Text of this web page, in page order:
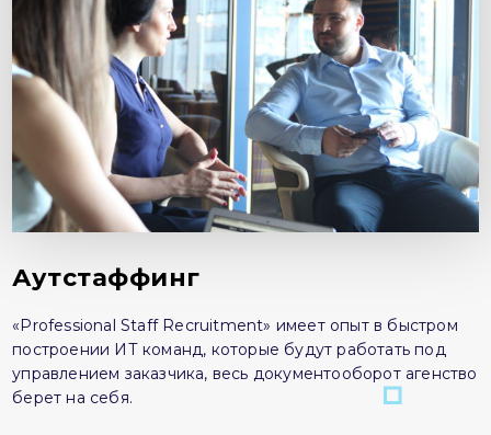
Аутстаффинг
«Professional Staff Recruitment» имеет опыт в быстром
построении ИТ команд, которые будут работать под
управлением заказчика, весь документооборот агенство
берет на себя.